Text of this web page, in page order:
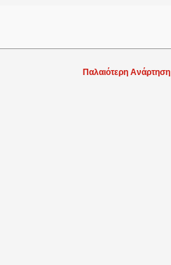
Παλαιότερη Ανάρτηση